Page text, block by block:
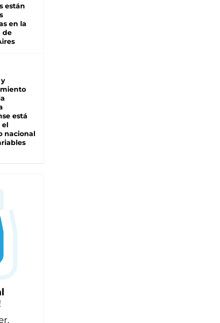
están
en la
de
está
el
nacional